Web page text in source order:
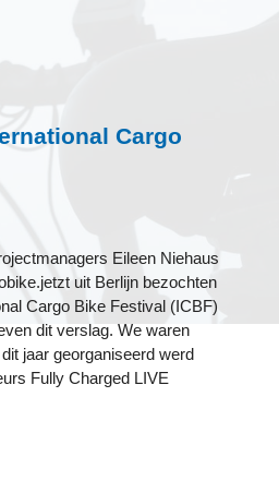
Cargo
Eileen Niehaus
uit Berlijn bezochten
Cargo Bike Festival (ICBF)
dit verslag. We waren
jaar georganiseerd werd
Fully Charged LIVE